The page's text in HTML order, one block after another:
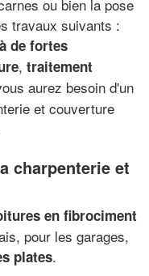
ou bien la pose
travaux suivants :
de fortes
, traitement
aurez besoin d'un
et couverture
charpenterie et
en fibrociment
pour les garages,
plates.